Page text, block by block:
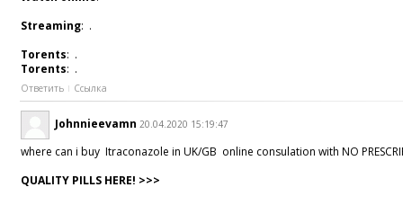
Streaming: .
Torents: .
Torents: .
Ответить Ссылка
Johnnieevamn 20.04.2020 15:19:47
where can i buy Itraconazole in UK/GB online consulation with NO
QUALITY PILLS HERE! >>>